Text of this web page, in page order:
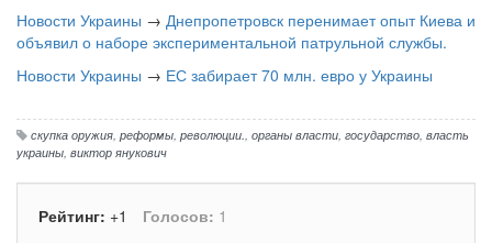
Новости Украины → Днепропетровск перенимает опыт Киева и
объявил о наборе экспериментальной патрульной службы.
Новости Украины → ЕС забирает 70 млн. евро у Украины
скупка оружия, реформы, революции., органы власти, государство, власть
украины, виктор янукович
Рейтинг: +1 Голосов: 1